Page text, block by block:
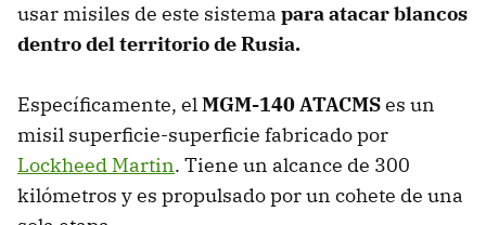
usar misiles de este sistema para atacar blancos
dentro del territorio de Rusia.
Específicamente, elMGM-140 ATACMSes un
misil superficie-superficie fabricado por
Lockheed Martin. Tiene un alcance de 300
kilómetros y es propulsado por un cohete de una